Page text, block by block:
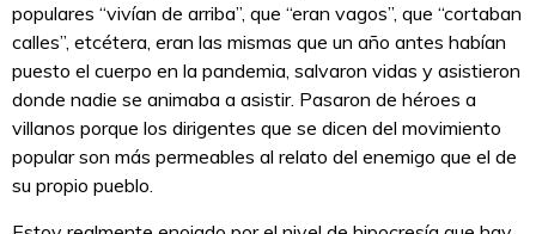
populares “vivían de arriba”, que “eran vagos”, que “cortaban
calles”, etcétera, eran las mismas que un año antes habían
puesto el cuerpo en la pandemia, salvaron vidas y asistieron
donde nadie se animaba a asistir. Pasaron de héroes a
villanos porque los dirigentes que se dicen del movimiento
popular son más permeables al relato del enemigo que el de
su propio pueblo.